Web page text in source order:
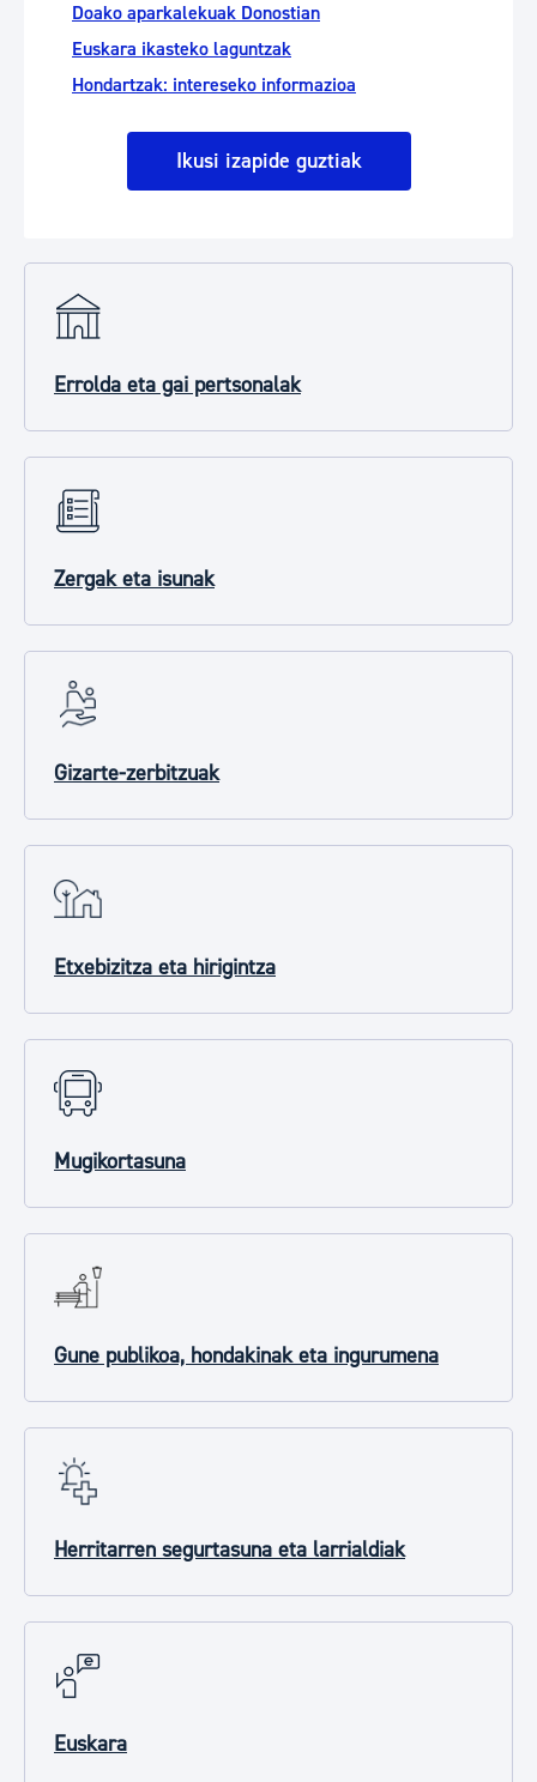
Doako aparkalekuak Donostian
Euskara ikasteko laguntzak
Hondartzak: intereseko informazioa
Ikusi izapide guztiak
Errolda eta gai pertsonalak
Zergak eta isunak
Gizarte-zerbitzuak
Etxebizitza eta hirigintza
Mugikortasuna
Gune publikoa, hondakinak eta ingurumena
Herritarren segurtasuna eta larrialdiak
Euskara